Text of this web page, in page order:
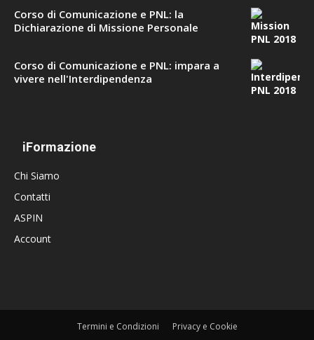
Corso di Comunicazione e PNL: la
Dichiarazione di Missione Personale
Corso di Comunicazione e PNL: impara a
vivere nell'Interdipendenza
iFormazione
Chi Siamo
Contatti
ASPIN
Account
Termini e Condizioni Privacy e Cookie